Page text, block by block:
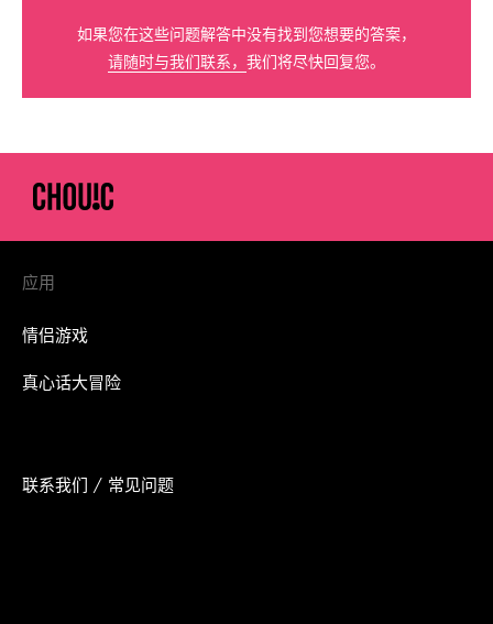
如果您在这些问题解答中没有找到您想要的答案，
请随时与我们联系， 我们将尽快回复您。
应用
情侣游戏
真心话大冒险
联系我们 / 常见问题